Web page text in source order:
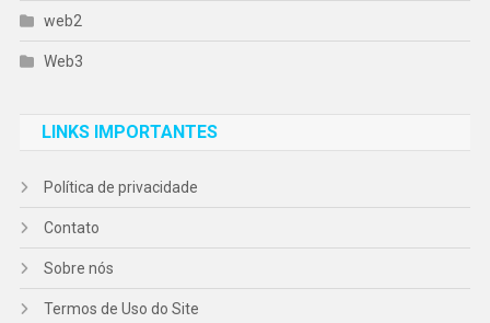
web2
Web3
LINKS IMPORTANTES
Política de privacidade
Contato
Sobre nós
Termos de Uso do Site